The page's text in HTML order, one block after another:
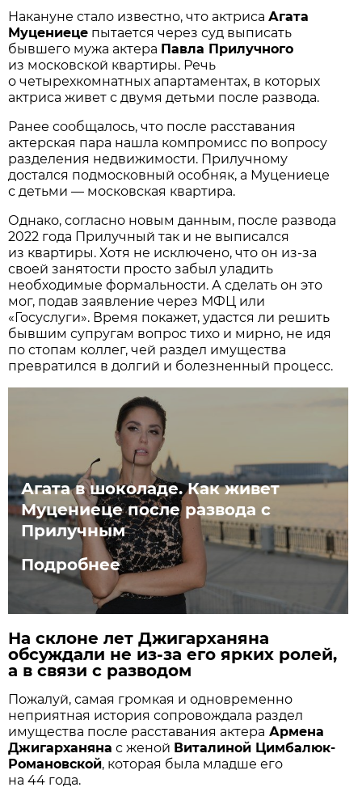
Накануне стало известно, что актрисаАгата
Муцениеце пытается через суд выписать
бывшего мужа актера Павла Прилучного
из московской квартиры. Речь
о четырехкомнатных апартаментах, в которых
актриса живет с двумя детьми после развода.
Ранее сообщалось, что после расставания
актерская пара нашла компромисс по вопросу
разделения недвижимости. Прилучному
достался подмосковный особняк, а Муцениеце
с детьми — московская квартира.
Однако, согласно новым данным, после развода
2022 года Прилучный так и не выписался
из квартиры. Хотя не исключено, что он из-за
своей занятости просто забыл уладить
необходимые формальности. А сделать он это
мог, подав заявление через МФЦ или
«Госуслуги». Время покажет, удастся ли решить
бывшим супругам вопрос тихо и мирно, не идя
по стопам коллег, чей раздел имущества
превратился в долгий и болезненный процесс.
Агата в шоколаде. Как живет
Муцениеце после развода с
Прилучным
Подробнее
На склоне лет Джигарханяна
обсуждали не из-за его ярких ролей,
а в связи с разводом
Пожалуй, самая громкая и одновременно
неприятная история сопровождала раздел
имущества после расставания актера Армена
Джигарханяна с женой Виталиной Цимбалюк-
Романовской, которая была младше его
на 44 года.